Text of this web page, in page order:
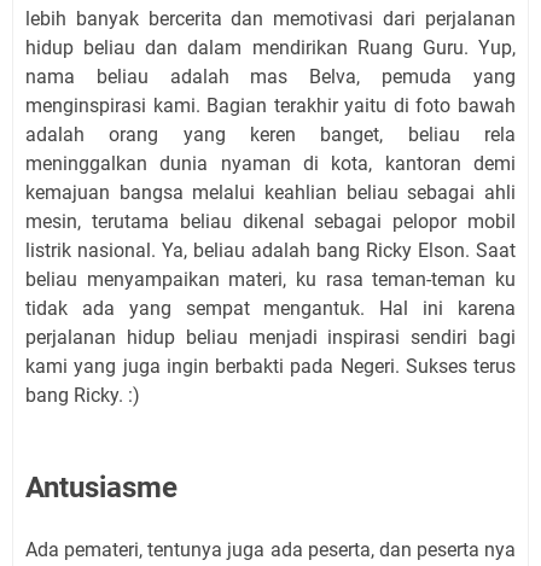
lebih banyak bercerita dan memotivasi dari perjalanan
hidup beliau dan dalam mendirikan Ruang Guru. Yup,
nama beliau adalah mas Belva, pemuda yang
menginspirasi kami. Bagian terakhir yaitu di foto bawah
adalah orang yang keren banget, beliau rela
meninggalkan dunia nyaman di kota, kantoran demi
kemajuan bangsa melalui keahlian beliau sebagai ahli
mesin, terutama beliau dikenal sebagai pelopor mobil
listrik nasional. Ya, beliau adalah bang Ricky Elson. Saat
beliau menyampaikan materi, ku rasa teman-teman ku
tidak ada yang sempat mengantuk. Hal ini karena
perjalanan hidup beliau menjadi inspirasi sendiri bagi
kami yang juga ingin berbakti pada Negeri. Sukses terus
bang Ricky. :)
Antusiasme
Ada pemateri, tentunya juga ada peserta, dan peserta nya